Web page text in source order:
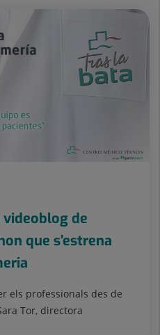
de
que s’estrena
els professionals des de
Tor, directora